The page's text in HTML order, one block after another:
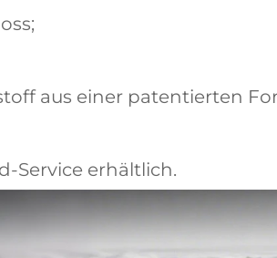
aus einer patentierten
Service erhältlich.